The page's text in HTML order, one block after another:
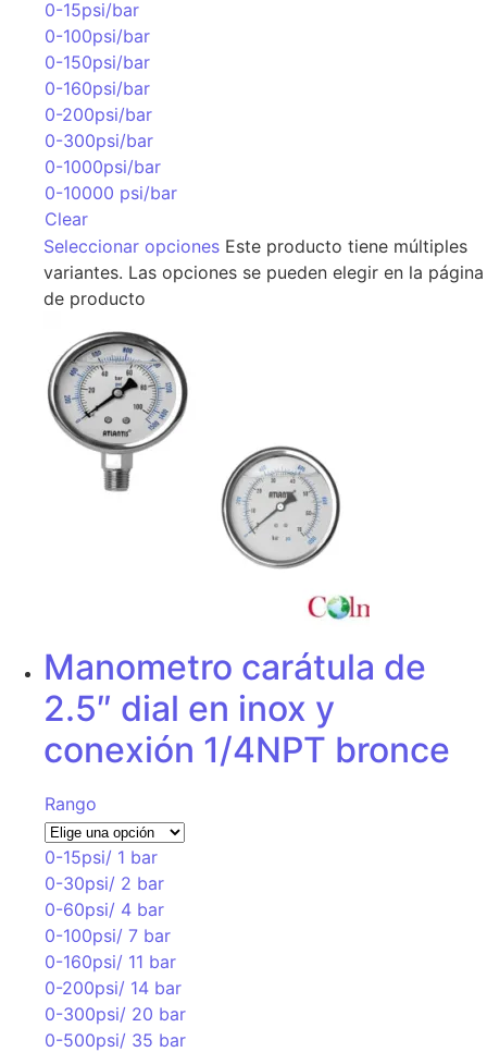
0-15psi/bar
0-100psi/bar
0-150psi/bar
0-160psi/bar
0-200psi/bar
0-300psi/bar
0-1000psi/bar
0-10000 psi/bar
Clear
Seleccionar opciones Este producto tiene múltiples
variantes. Las opciones se pueden elegir en la página
de producto
Manometro carátula de
2.5″ dial en inox y
conexión 1/4NPT bronce
Rango
0-15psi/ 1 bar
0-30psi/ 2 bar
0-60psi/ 4 bar
0-100psi/ 7 bar
0-160psi/ 11 bar
0-200psi/ 14 bar
0-300psi/ 20 bar
0-500psi/ 35 bar